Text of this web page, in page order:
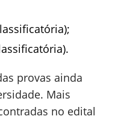
provas ainda
Mais
no edital